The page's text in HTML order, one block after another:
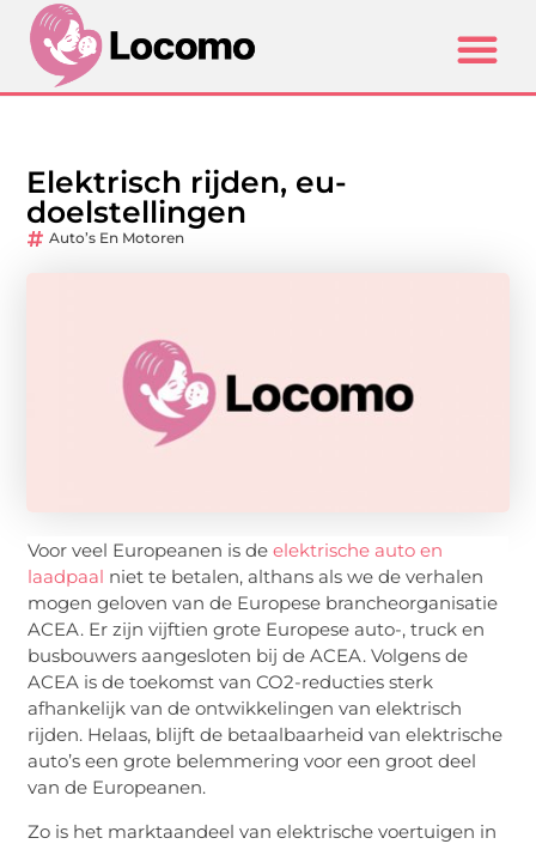
Elektrisch rijden, eu-
doelstellingen
Auto’s En Motoren
Voor veel Europeanen is deelektrische auto en
laadpaal niet te betalen, althans als we de verhalen
mogen geloven van de Europese brancheorganisatie
ACEA. Er zijn vijftien grote Europese auto-, truck en
busbouwers aangesloten bij de ACEA. Volgens de
ACEA is de toekomst van CO2-reducties sterk
afhankelijk van de ontwikkelingen van elektrisch
rijden. Helaas, blijft de betaalbaarheid van elektrische
auto’s een grote belemmering voor een groot deel
van de Europeanen.
Zo is het marktaandeel van elektrische voertuigen in